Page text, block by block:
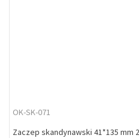
OK-SK-071
Zaczep skandynawski 41*135 mm